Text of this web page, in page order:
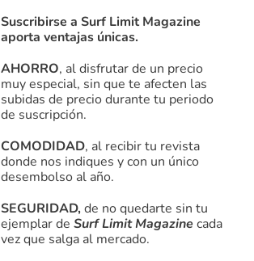
Suscribirse a Surf Limit Magazine
aporta ventajas únicas.
AHORRO, al disfrutar de un precio
muy especial, sin que te afecten las
subidas de precio durante tu periodo
de suscripción.
COMODIDAD, al recibir tu revista
donde nos indiques y con un único
desembolso al año.
SEGURIDAD,de no quedarte sin tu
ejemplar de Surf Limit Magazinecada
vez que salga al mercado.